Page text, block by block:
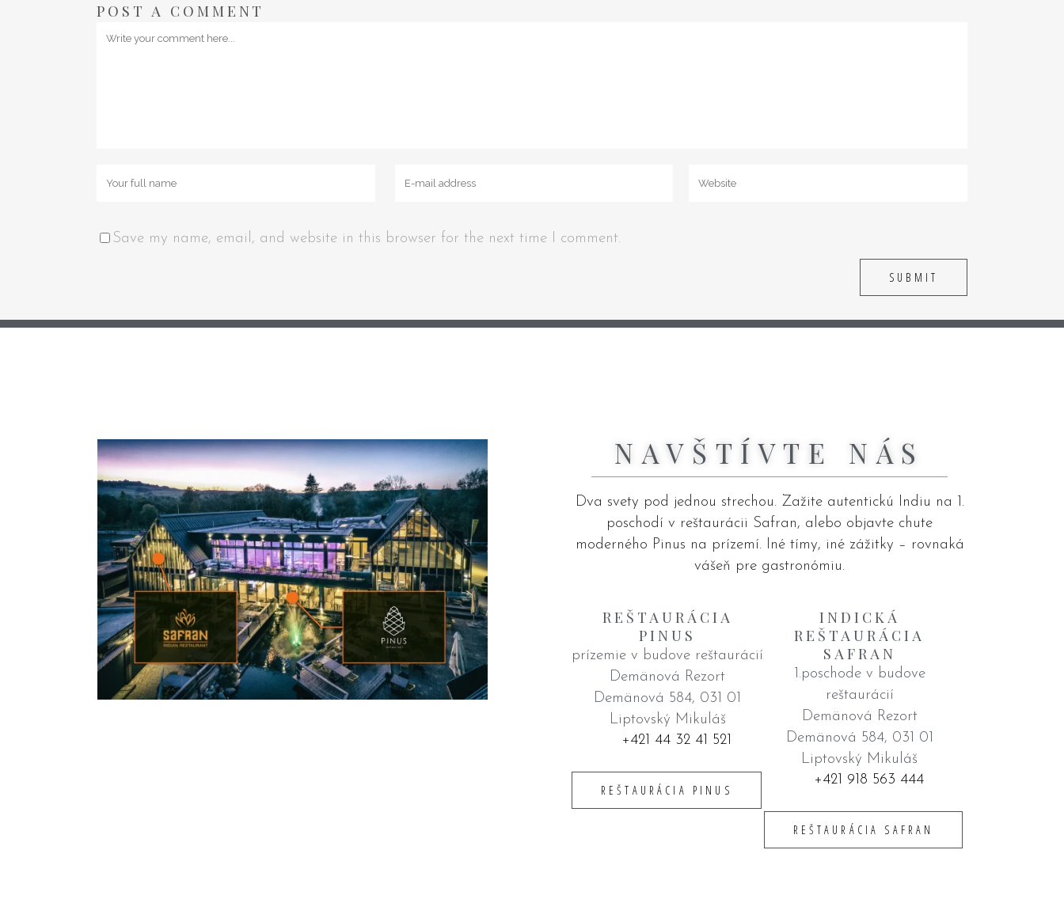
POST A COMMENT
Save my name, email, and website in this browser for the next time I comment.
NAVŠTÍVTE NÁS
Dva svety pod jednou strechou. Zažite autentickú Indiu na 1.
poschodí v reštaurácii Safran, alebo objavte chute
moderného Pinus na prízemí. Iné tímy, iné zážitky – rovnaká
vášeň pre gastronómiu.
REŠTAURÁCIA
PINUS
prízemie v budove reštaurácií
Demänová Rezort
Demänová 584, 031 01
Liptovský Mikuláš
+421 44 32 41 521
REŠTAURÁCIA PINUS
INDICKÁ
REŠTAURÁCIA
SAFRAN
1.poschode v budove
reštaurácií
Demänová Rezort
Demänová 584, 031 01
Liptovský Mikuláš
+421 918 563 444
REŠTAURÁCIA SAFRAN